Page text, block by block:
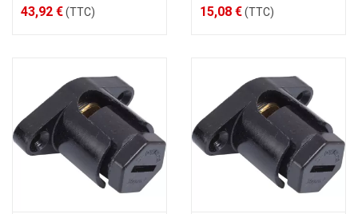
43,92 €(TTC) 15,08 €(TTC)